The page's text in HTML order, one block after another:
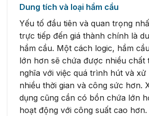
Dung tích và loại hầm cầu
Yếu tố đầu tiên và quan trọng
trực tiếp đến giá thành chính là
hầm cầu. Một cách logic, hầm
lớn hơn sẽ chứa được nhiều chất
nghĩa với việc quá trình hút và xử
nhiều thời gian và công sức hơn.
dụng cũng cần có bồn chứa lớn
hoạt động với công suất cao